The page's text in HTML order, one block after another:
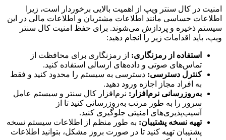
امنیت در کال سنتر ویپ از اهمیت بالایی برخوردار است، زیرا
اطلاعات حساسی مانند اطلاعات مشتریان و اطلاعات مالی در این
سیستم ذخیره و پردازش می‌شوند. برای حفظ امنیت کال سنتر
ویپ، باید اقدامات زیر را انجام دهید:
استفاده از رمزنگاری: از رمزنگاری برای محافظت از
تماس‌های صوتی و داده‌های ارسالی استفاده کنید.
کنترل دسترسی: دسترسی به سیستم را محدود کنید و فقط
به افراد مجاز اجازه ورود دهید.
به‌روزرسانی نرم‌افزار: نرم‌افزار کال سنتر و سیستم عامل
سرور را به طور مرتب به‌روزرسانی کنید تا از
آسیب‌پذیری‌های امنیتی جلوگیری کنید.
تهیه نسخه پشتیبان: به طور منظم از اطلاعات سیستم نسخه
پشتیبان تهیه کنید تا در صورت بروز مشکل، بتوانید اطلاعات